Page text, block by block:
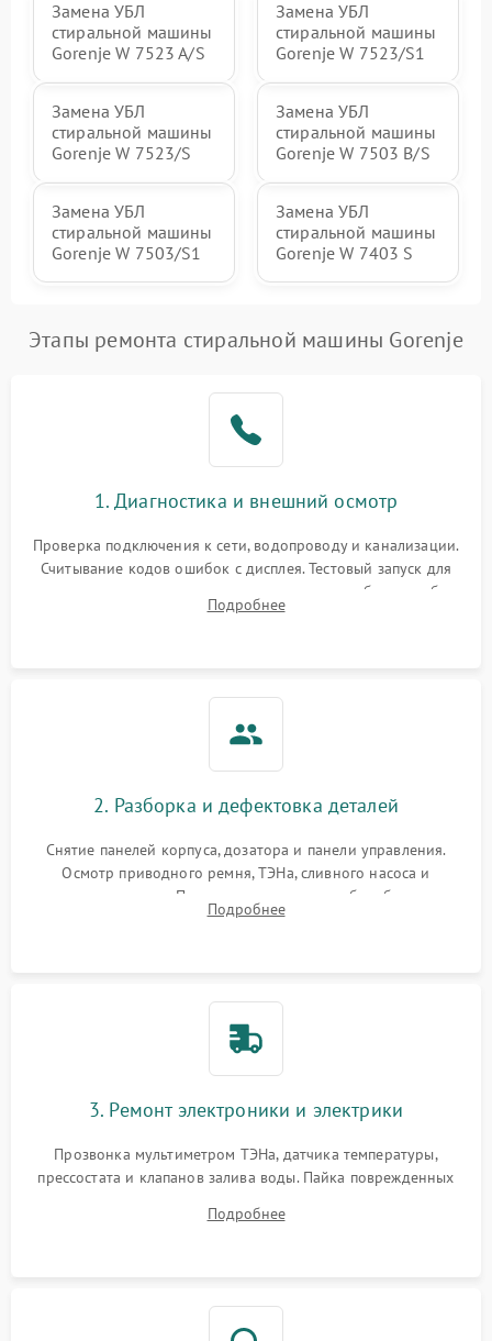
Замена УБЛ
стиральной машины
Gorenje W 7523 A/S
Замена УБЛ
стиральной машины
Gorenje W 7523/S1
Замена УБЛ
стиральной машины
Gorenje W 7523/S
Замена УБЛ
стиральной машины
Gorenje W 7503 B/S
Замена УБЛ
стиральной машины
Gorenje W 7503/S1
Замена УБЛ
стиральной машины
Gorenje W 7403 S
Этапы ремонта стиральной машины Gorenje
1. Диагностика и внешний осмотр
Проверка подключения к сети, водопроводу и канализации.
Считывание кодов ошибок с дисплея. Тестовый запуск для
выявления посторонних шумов, протечек или сбоев в работе
электронного модуля управления.
Подробнее
2. Разборка и дефектовка деталей
Снятие панелей корпуса, дозатора и панели управления.
Осмотр приводного ремня, ТЭНа, сливного насоса и
амортизаторов. Проверка подшипников барабана и
крестовины на износ, а манжеты люка на разрывы.
Подробнее
3. Ремонт электроники и электрики
Прозвонка мультиметром ТЭНа, датчика температуры,
прессостата и клапанов залива воды. Пайка поврежденных
Восстановление целостности проводки и контактов.
Подробнее